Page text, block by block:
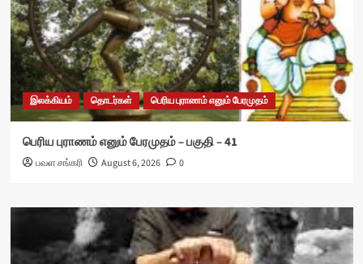
இலக்கியம் தொடர்கள் பெரிய புராணம் எனும் பேரமுதம்
பெரிய புராணம் எனும் பேரமுதம் – பகுதி – 41
பவள சங்கரி August 6, 2026 0